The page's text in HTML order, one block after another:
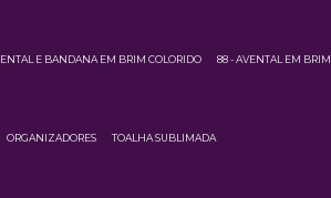
E BANDANA EM BRIM COLORIDO 88 - AVENTAL EM
ORGANIZADORES TOALHA SUBLIMADA